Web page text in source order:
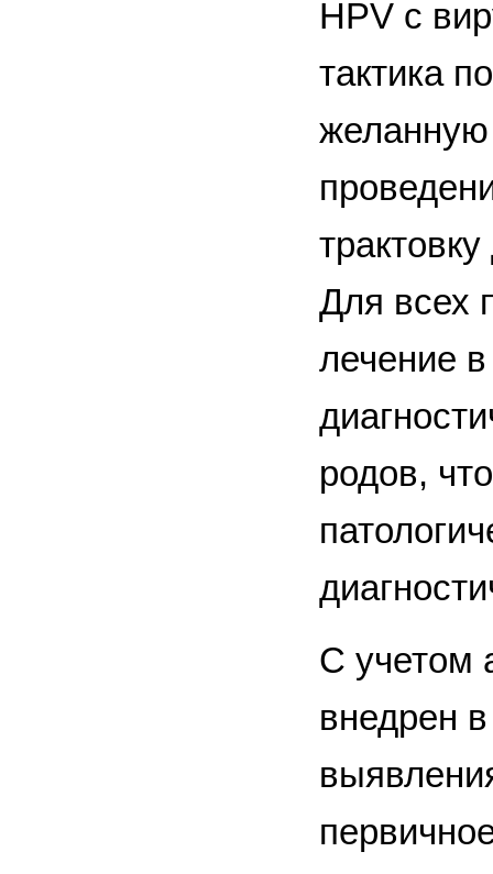
HPV с
тактика
желанную
Для всех
лечение
родов,
С учетом
внедрен